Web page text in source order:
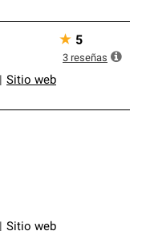
Sitio web
★ 5
3 reseñas
Sitio web